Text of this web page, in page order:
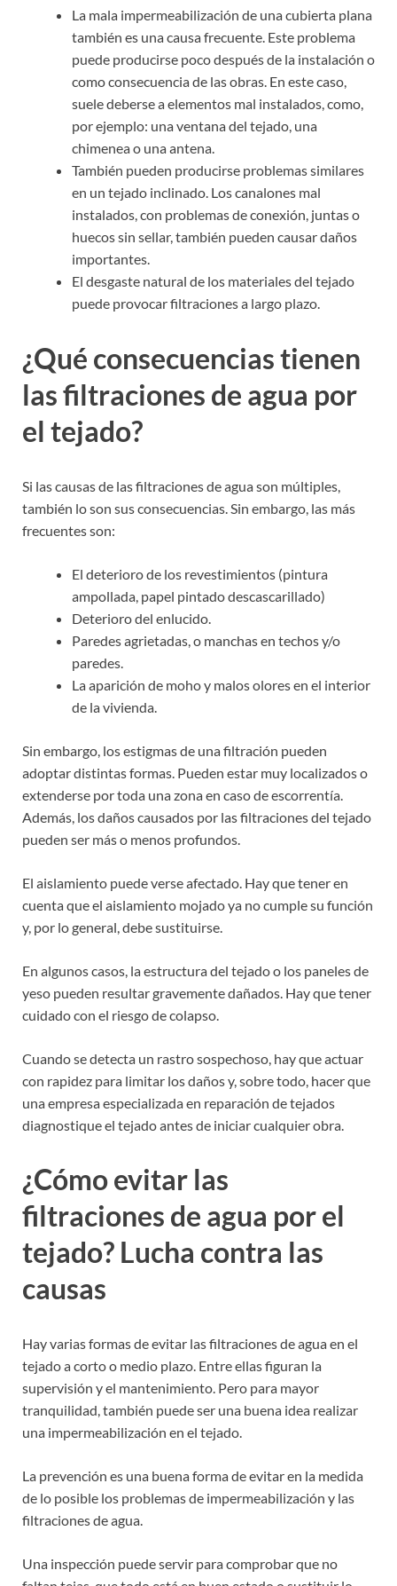
La mala impermeabilización de una cubierta plana
también es una causa frecuente. Este problema
puede producirse poco después de la instalación o
como consecuencia de las obras. En este caso,
suele deberse a elementos mal instalados, como,
por ejemplo: una ventana del tejado, una
chimenea o una antena.
También pueden producirse problemas similares
en un tejado inclinado. Los canalones mal
instalados, con problemas de conexión, juntas o
huecos sin sellar, también pueden causar daños
importantes.
El desgaste natural de los materiales del tejado
puede provocar filtraciones a largo plazo.
¿Qué consecuencias tienen
las filtraciones de agua por
el tejado?
Si las causas de las filtraciones de agua son múltiples,
también lo son sus consecuencias. Sin embargo, las más
frecuentes son:
El deterioro de los revestimientos (pintura
ampollada, papel pintado descascarillado)
Deterioro del enlucido.
Paredes agrietadas, o manchas en techos y/o
paredes.
La aparición de moho y malos olores en el interior
de la vivienda.
Sin embargo, los estigmas de una filtración pueden
adoptar distintas formas. Pueden estar muy localizados o
extenderse por toda una zona en caso de escorrentía.
Además, los daños causados por las filtraciones del tejado
pueden ser más o menos profundos.
El aislamiento puede verse afectado. Hay que tener en
cuenta que el aislamiento mojado ya no cumple su función
y, por lo general, debe sustituirse.
En algunos casos, la estructura del tejado o los paneles de
yeso pueden resultar gravemente dañados. Hay que tener
cuidado con el riesgo de colapso.
Cuando se detecta un rastro sospechoso, hay que actuar
con rapidez para limitar los daños y, sobre todo, hacer que
una empresa especializada en reparación de tejados
diagnostique el tejado antes de iniciar cualquier obra.
¿Cómo evitar las
filtraciones de agua por el
tejado? Lucha contra las
causas
Hay varias formas de evitar las filtraciones de agua en el
tejado a corto o medio plazo. Entre ellas figuran la
supervisión y el mantenimiento. Pero para mayor
tranquilidad, también puede ser una buena idea realizar
una impermeabilización en el tejado.
La prevención es una buena forma de evitar en la medida
de lo posible los problemas de impermeabilización y las
filtraciones de agua.
Una inspección puede servir para comprobar que no